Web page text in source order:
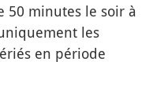
50 minutes le soir à
les
en période